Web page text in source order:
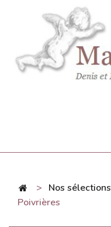
> Nos sélections
Poivrières